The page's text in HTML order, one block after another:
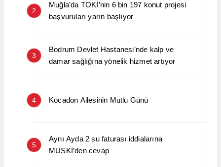
2
Muğla’da TOKİ’nin 6 bin 197 konut projesi
başvuruları yarın başlıyor
3
Bodrum Devlet Hastanesi’nde kalp ve
damar sağlığına yönelik hizmet artıyor
4 Kocadon Ailesinin Mutlu Günü
5
Aynı Ayda 2 su faturası iddialarına
MUSKİ’den cevap